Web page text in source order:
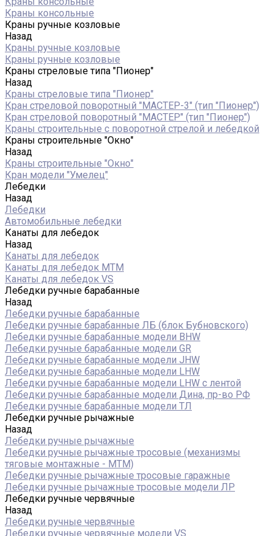
Краны консольные
Краны ручные козловые
Назад
Краны ручные козловые
Краны ручные козловые
Краны стреловые типа "Пионер"
Назад
Краны стреловые типа "Пионер"
Кран стреловой поворотный "МАСТЕР-3" (тип "Пионер")
Кран стреловой поворотный "МАСТЕР" (тип "Пионер")
Краны строительные с поворотной стрелой и лебедкой
Краны строительные "Окно"
Назад
Краны строительные "Окно"
Кран модели "Умелец"
Лебедки
Назад
Лебедки
Автомобильные лебедки
Канаты для лебедок
Назад
Канаты для лебедок
Канаты для лебедок MTM
Канаты для лебедок VS
Лебедки ручные барабанные
Назад
Лебедки ручные барабанные
Лебедки ручные барабанные ЛБ (блок Бубновского)
Лебедки ручные барабанные модели BHW
Лебедки ручные барабанные модели GR
Лебедки ручные барабанные модели JHW
Лебедки ручные барабанные модели LHW
Лебедки ручные барабанные модели LHW c лентой
Лебедки ручные барабанные модели Дина, пр-во РФ
Лебедки ручные барабанные модели ТЛ
Лебедки ручные рычажные
Назад
Лебедки ручные рычажные
Лебедки ручные рычажные тросовые (механизмы
тяговые монтажные - МТМ)
Лебедки ручные рычажные тросовые гаражные
Лебедки ручные рычажные тросовые модели ЛР
Лебедки ручные червячные
Назад
Лебедки ручные червячные
Лебедки ручные червячные модели VS